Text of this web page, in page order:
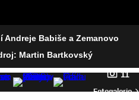
Andreje Babiše a Zemanovo
Martin Bartkovský
11
Fotogalerie